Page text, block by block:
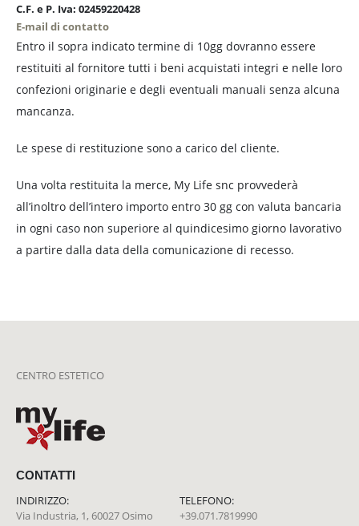
C.F. e P. Iva: 02459220428
E-mail di contatto
Entro il sopra indicato termine di 10gg dovranno essere
restituiti al fornitore tutti i beni acquistati integri e nelle loro
confezioni originarie e degli eventuali manuali senza alcuna
mancanza.
Le spese di restituzione sono a carico del cliente.
Una volta restituita la merce, My Life snc provvederà
all’inoltro dell’intero importo entro 30 gg con valuta bancaria
in ogni caso non superiore al quindicesimo giorno lavorativo
a partire dalla data della comunicazione di recesso.
CENTRO ESTETICO
CONTATTI
INDIRIZZO:
Via Industria, 1, 60027 Osimo
TELEFONO:
+39.071.7819990